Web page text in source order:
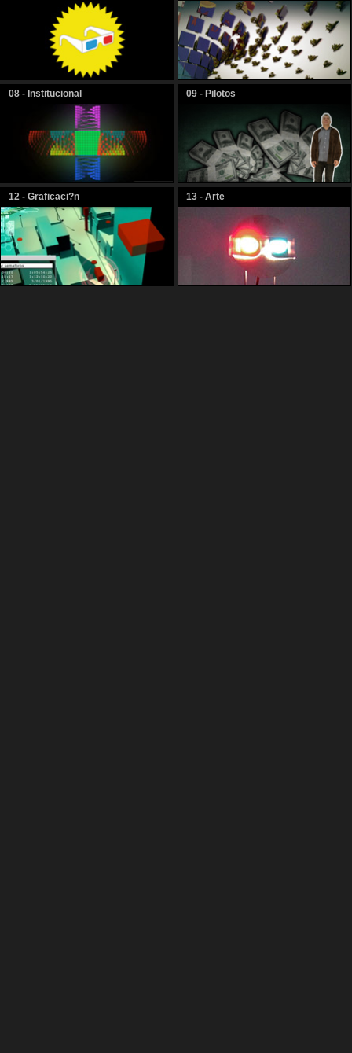
08 - Institucional 09 - Pilotos
12 - Graficaci?n 13 - Arte